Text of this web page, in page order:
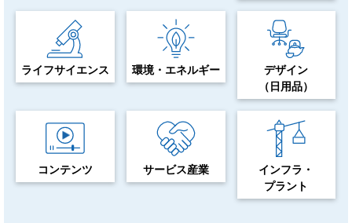
ライフサイエンス 環境・エネルギー
デザイン
（日用品）
コンテンツ サービス産業
インフラ・
プラント